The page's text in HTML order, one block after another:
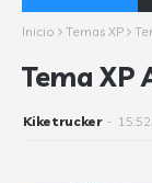
Inicio Temas XP
Tema XP
Kiketrucker -